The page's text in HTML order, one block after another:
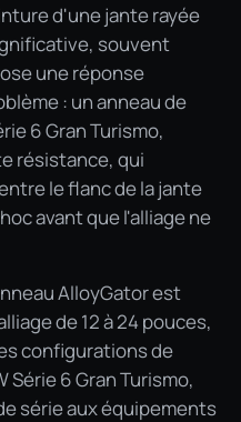
d'une jante rayée
souvent
une réponse
: un anneau de
6 Gran Turismo,
résistance, qui
le flanc de la jante
avant que l'alliage ne
AlloyGator est
de 12 à 24 pouces,
configurations de
Série 6 Gran Turismo,
série aux équipements